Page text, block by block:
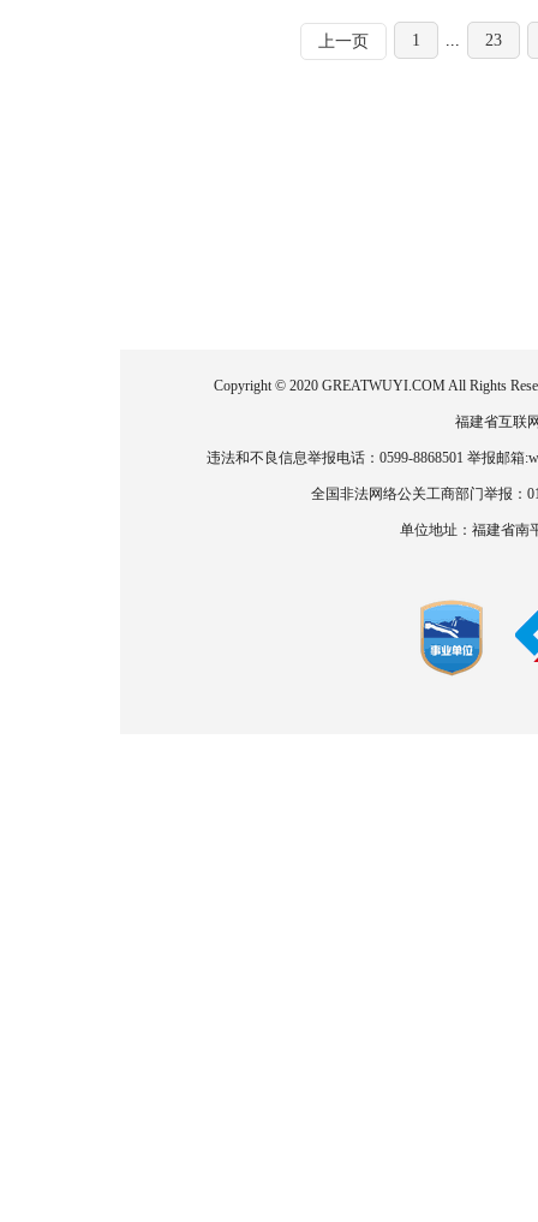
上一页 1 ... 23
Copyright © 2020 GREATWUYI.COM All Rights
福建省互联
违法和不良信息举报电话：0599-8868501 举报邮箱
全国非法网络公关工商部门举报：
单位地址：福建省南